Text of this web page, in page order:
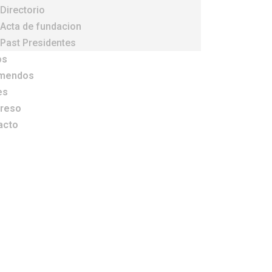
Directorio
Acta de fundacion
Past Presidentes